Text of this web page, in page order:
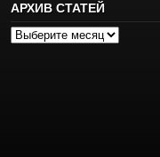
АРХИВ СТАТЕЙ
Архив